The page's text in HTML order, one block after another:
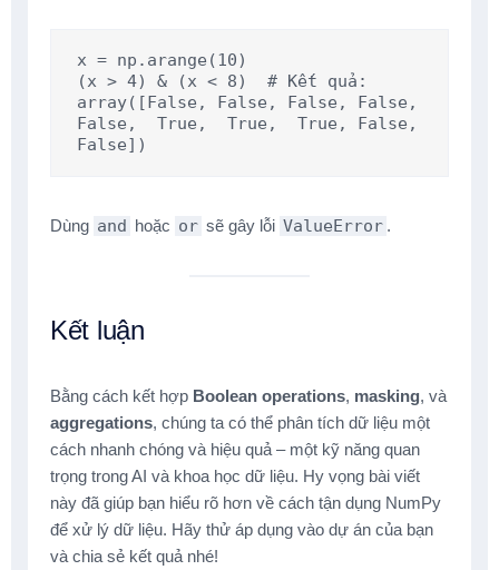
x = np.arange(10)
(x > 4) & (x < 8)  # Kết quả:
array([False, False, False, False,
False,  True,  True,  True, False,
False])
Dùng and hoặc or sẽ gây lỗi ValueError .
Kết luận
Bằng cách kết hợp Boolean operations, masking, và
aggregations, chúng ta có thể phân tích dữ liệu một
cách nhanh chóng và hiệu quả – một kỹ năng quan
trọng trong AI và khoa học dữ liệu. Hy vọng bài viết
này đã giúp bạn hiểu rõ hơn về cách tận dụng NumPy
để xử lý dữ liệu. Hãy thử áp dụng vào dự án của bạn
và chia sẻ kết quả nhé!